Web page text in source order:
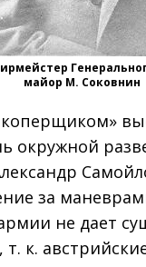
майор М. Соковнин
окружной
за
не дает
т. к.